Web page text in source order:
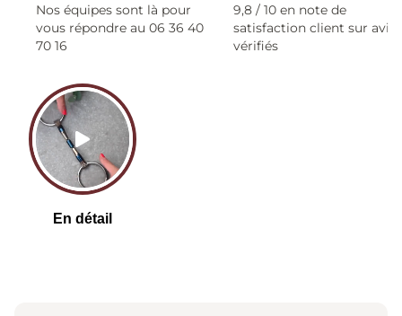
Nos équipes sont là pour
vous répondre au 06 36 40
70 16
9,8 / 10 en note de
satisfaction client sur avis
vérifiés